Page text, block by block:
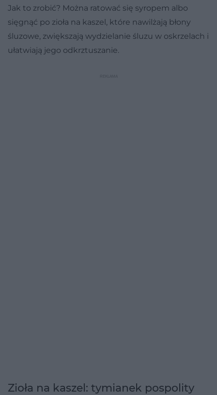
Jak to zrobić? Można ratować się syropem albo
sięgnąć po zioła na kaszel, które nawilżają błony
śluzowe, zwiększają wydzielanie śluzu w oskrzelach i
ułatwiają jego odkrztuszanie.
Zioła na kaszel: tymianek pospolity